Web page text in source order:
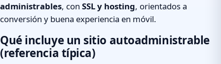
administrables, con SSL y hosting, orientados a
conversión y buena experiencia en móvil.
Qué incluye un sitio autoadministrable
(referencia típica)